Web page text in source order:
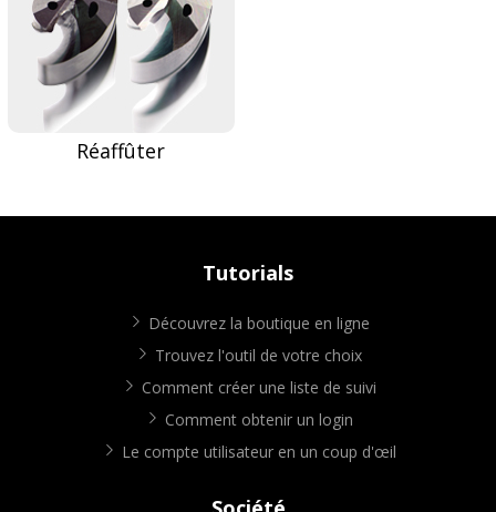
Réaffûter
Tutorials
Découvrez la boutique en ligne
Trouvez l'outil de votre choix
Comment créer une liste de suivi
Comment obtenir un login
Le compte utilisateur en un coup d'œil